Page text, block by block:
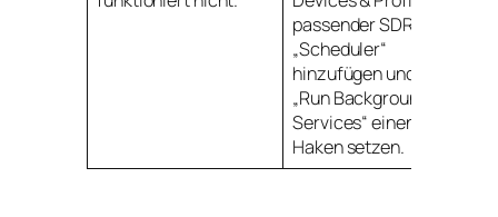
passender SDR einen
„Scheduler“
hinzufügen und bei
„Run Background-
Services“ einen
Haken setzen.